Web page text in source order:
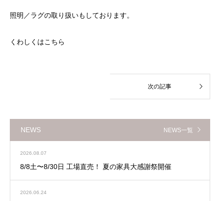
照明／ラグの取り扱いもしております。
くわしくはこちら
NEWS NEWS一覧
2026.08.07
8/8土〜8/30日 工場直売！ 夏の家具大感謝祭開催
2026.06.24